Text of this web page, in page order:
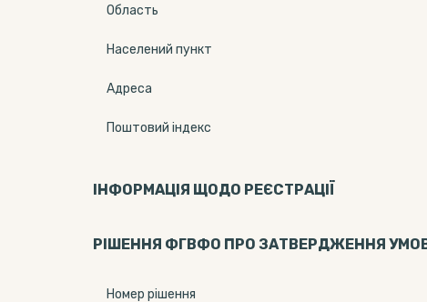
Область
Населений пункт
Адреса
Поштовий індекс
ІНФОРМАЦІЯ ЩОДО РЕЄСТРАЦІЇ
РІШЕННЯ ФГВФО ПРО ЗАТВЕРДЖЕННЯ
Номер рішення